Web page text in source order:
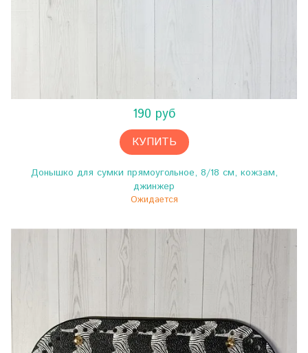
190 руб
КУПИТЬ
Донышко для сумки прямоугольное, 8/18 см, кожзам,
джинжер
Ожидается